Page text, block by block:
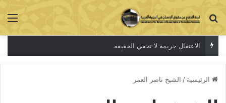
بحث عن
الاعتقال جريمة لا تخفي الحقيقة
الرئيسية / الشيخ ناصر العمر